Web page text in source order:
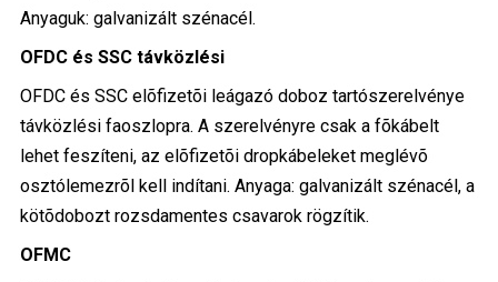
Anyaguk: galvanizált szénacél.
OFDC és SSC távközlési
OFDC és SSC elõfizetõi leágazó doboz tartószerelvénye
távközlési faoszlopra. A szerelvényre csak a fõkábelt
lehet feszíteni, az elõfizetõi dropkábeleket meglévõ
osztólemezrõl kell indítani. Anyaga: galvanizált szénacél, a
kötõdobozt rozsdamentes csavarok rögzítik.
OFMC